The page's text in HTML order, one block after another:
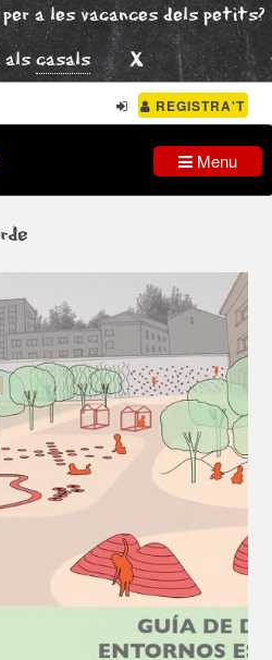
a les vacances dels petits?
alscasals x
REGISTRA'T
Menu